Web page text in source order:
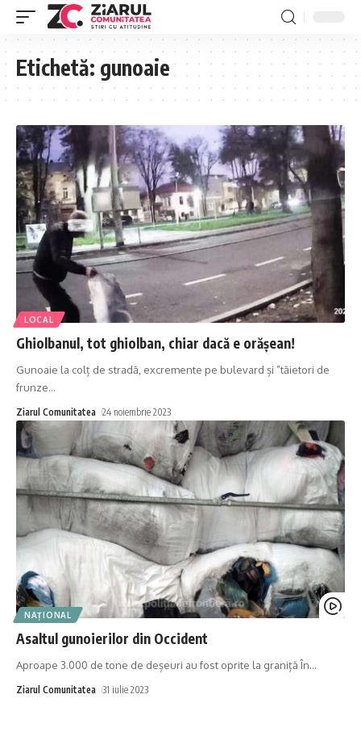
Etichetă: gunoaie
LOCAL
Ghiolbanul, tot ghiolban, chiar dacă e orășean!
Gunoaie la colț de stradă, excremente pe bulevard și ”tăietori de
frunze…
Ziarul Comunitatea 24 noiembrie 2023
NAȚIONAL
Asaltul gunoierilor din Occident
Aproape 3.000 de tone de deșeuri au fost oprite la graniță În…
Ziarul Comunitatea 31 iulie 2023